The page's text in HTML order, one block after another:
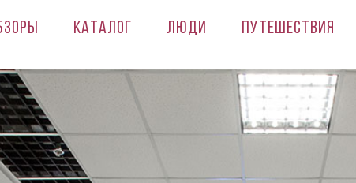
Каталог Люди Путешествия